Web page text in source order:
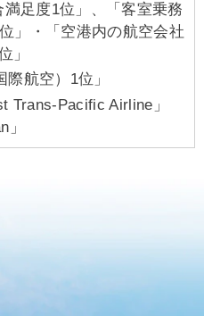
足度1位」、「客室乗務
」・「空港内の航空会社
」
航空）1位」
Trans-Pacific Airline」